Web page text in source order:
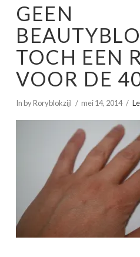
GEEN
TOCH EEN
VOOR DE
In by Roryblokzijl mei 14, 2014